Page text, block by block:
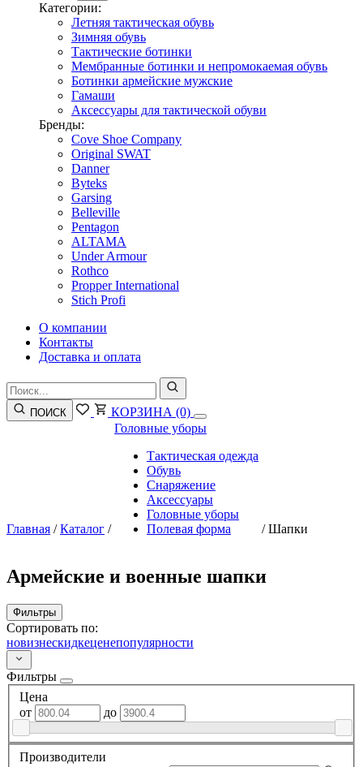
Категории:
Летняя тактическая обувь
Зимняя обувь
Тактические ботинки
Мембранные ботинки и непромокаемая обувь
Ботинки армейские мужские
Гамаши
Аксессуары для тактической обуви
Бренды:
Cove Shoe Company
Original SWAT
Danner
Byteks
Garsing
Belleville
Pentagon
ALTAMA
Under Armour
Rothco
Propper International
Stich Profi
О компании
Контакты
Доставка и оплата
ПОИСК КОРЗИНА (0)
Главная /Каталог /
Головные уборы
Тактическая одежда
Обувь
Снаряжение
Аксессуары
Головные уборы
Полевая форма
/Шапки
Армейские и военные шапки
Фильтры
Сортировать по:
новизнескидкеценепопулярности
Фильтры
Цена
от
до
Производители